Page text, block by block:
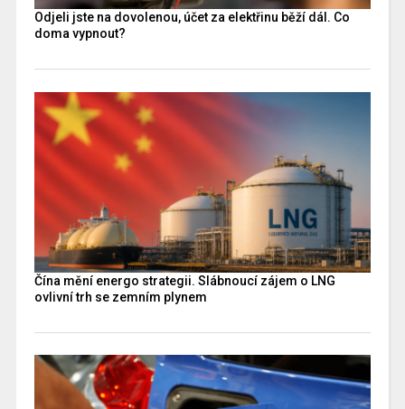
Odjeli jste na dovolenou, účet za elektřinu běží dál. Co
doma vypnout?
Čína mění energo strategii. Slábnoucí zájem o LNG
ovlivní trh se zemním plynem